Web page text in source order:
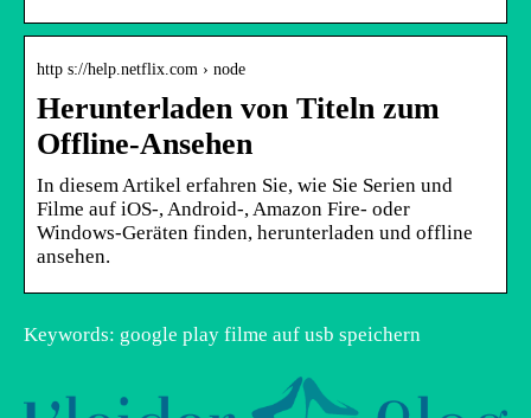
http s://help.netflix.com › node
Herunterladen von Titeln zum
Offline-Ansehen
In diesem Artikel erfahren Sie, wie Sie Serien und
Filme auf iOS-, Android-, Amazon Fire- oder
Windows-Geräten finden, herunterladen und offline
ansehen.
Keywords: google play filme auf usb speichern